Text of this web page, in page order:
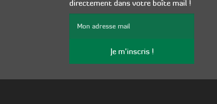
directement dans votre boîte mail !